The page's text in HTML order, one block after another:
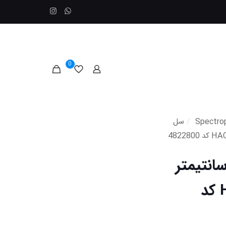
0
/ سل
اسپکتروفتومتر 1 سانتیمتر
نمایندگی کمپانی هک HACH کد